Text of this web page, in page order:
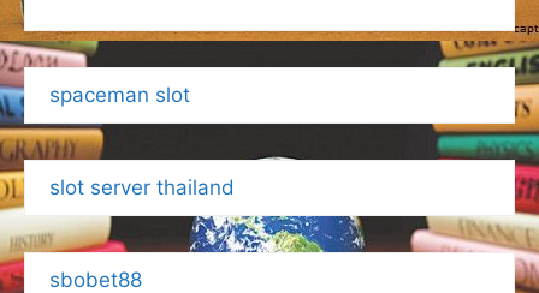
spaceman slot
slot server thailand
sbobet88